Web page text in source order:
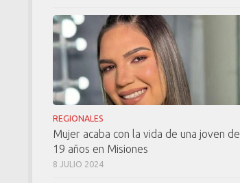
REGIONALES
Mujer acaba con la vida de una joven de
19 años en Misiones
8 JULIO 2024